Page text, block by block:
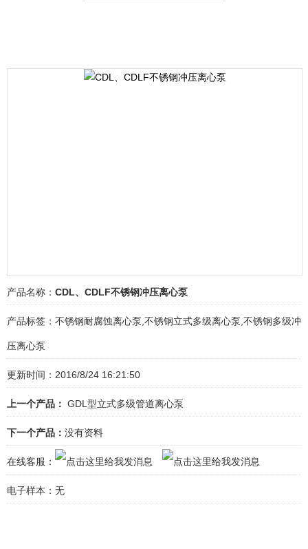
产品名称： CDL、CDLF不锈钢冲压离心泵
产品标签： 不锈钢耐腐蚀离心泵,不锈钢立式多级离心泵,不锈钢多级冲
压离心泵
更新时间：2016/8/24 16:21:50
上一个产品： GDL型立式多级管道离心泵
下一个产品： 没有资料
在线客服：
电子样本： 无